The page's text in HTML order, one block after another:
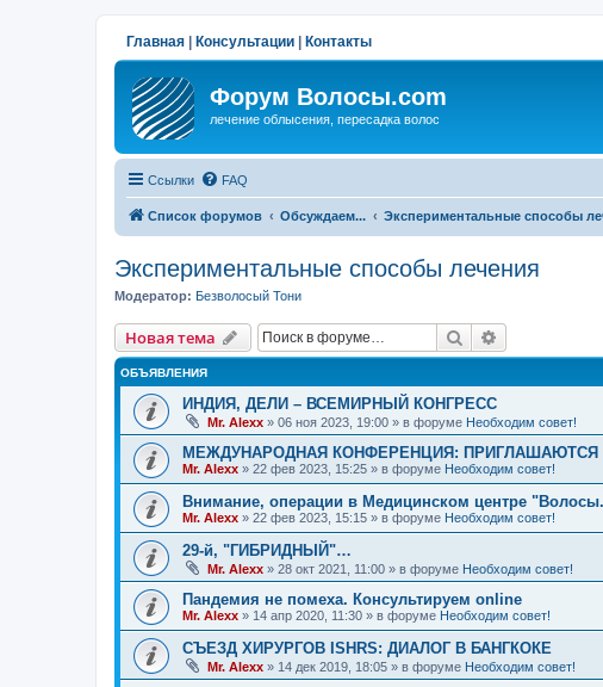
Главная Консультации Контакты
Форум Волосы.com
лечение облысения, пересадка волос
Ссылки FAQ
Список форумов Обсуждаем... Экспериментальные способы
Экспериментальные способы лечения
Модератор: Безволосый Тони
Новая тема Поиск
ОБЪЯВЛЕНИЯ
ИНДИЯ, ДЕЛИ – ВСЕМИРНЫЙ КОНГРЕСС
Mr. Alexx » 06 ноя 2023, 19:00 » в форуме Необходим совет!
МЕЖДУНАРОДНАЯ КОНФЕРЕНЦИЯ: ПРИГЛАШАЮТСЯ
Mr. Alexx » 22 фев 2023, 15:25 » в форуме Необходим совет!
Внимание, операции в Медицинском центре
Mr. Alexx » 22 фев 2023, 15:15 » в форуме Необходим совет!
29-й, "ГИБРИДНЫЙ"…
Mr. Alexx » 28 окт 2021, 11:00 » в форуме Необходим совет!
Пандемия не помеха. Консультируем online
Mr. Alexx » 14 апр 2020, 11:30 » в форуме Необходим совет!
СЪЕЗД ХИРУРГОВ ISHRS: ДИАЛОГ В БАНГКОКЕ
Mr. Alexx » 14 дек 2019, 18:05 » в форуме Необходим совет!